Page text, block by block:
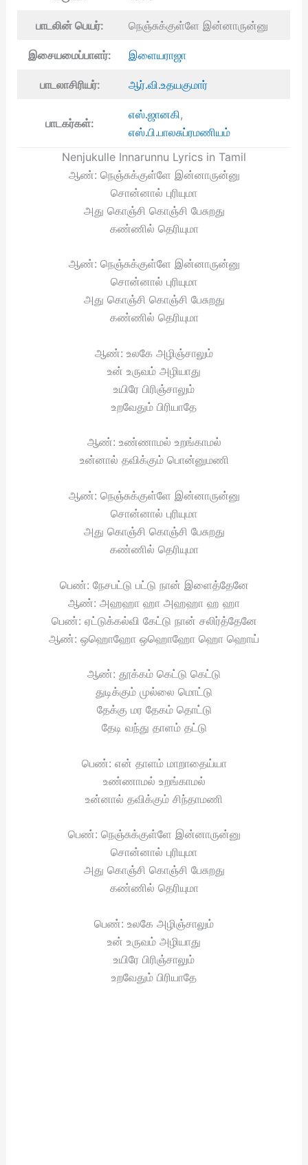
பாடலின் பெயர்: நெஞ்சுக்குள்ளே இன்னாருன்னு
இசையமைப்பாளர்: இளையராஜா
பாடலாசிரியர்: ஆர்.வி.உதயகுமார்
பாடகர்கள்:
எஸ்.ஜானகி ,
எஸ்.பி.பாலசுப்ரமணியம்
Nenjukulle Innarunnu Lyrics in Tamil
ஆண்: நெஞ்சுக்குள்ளே இன்னாருன்னு
சொன்னால் புரியுமா
அது கொஞ்சி கொஞ்சி பேசுறது
கண்ணில் தெரியுமா
ஆண்: நெஞ்சுக்குள்ளே இன்னாருன்னு
சொன்னால் புரியுமா
அது கொஞ்சி கொஞ்சி பேசுறது
கண்ணில் தெரியுமா
ஆண்: உலகே அழிஞ்சாலும்
உன் உருவம் அழியாது
உயிரே பிரிஞ்சாலும்
உறவேதும் பிரியாதே
ஆண்: உண்ணாமல் உறங்காமல்
உன்னால் தவிக்கும் பொன்னுமணி
ஆண்: நெஞ்சுக்குள்ளே இன்னாருன்னு
சொன்னால் புரியுமா
அது கொஞ்சி கொஞ்சி பேசுறது
கண்ணில் தெரியுமா
பெண்: நேசபட்டு பட்டு நான் இளைத்தேனே
ஆண்: அஹஹா ஹா அஹஹா ஹ ஹா
பெண்: ஏட்டுக்கல்வி கேட்டு நான் சலிர்த்தேனே
ஆண்: ஒஹொஹோ ஒஹொஹோ ஹொ ஹொய்
ஆண்: தூக்கம் கெட்டு கெட்டு
துடிக்கும் முல்லை மொட்டு
தேக்கு மர தேகம் தொட்டு
தேடி வந்து தாளம் தட்டு
பெண்: என் தாளம் மாறாதைய்யா
உண்ணாமல் உறங்காமல்
உன்னால் தவிக்கும் சிந்தாமணி
பெண்: நெஞ்சுக்குள்ளே இன்னாருன்னு
சொன்னால் புரியுமா
அது கொஞ்சி கொஞ்சி பேசுறது
கண்ணில் தெரியுமா
பெண்: உலகே அழிஞ்சாலும்
உன் உருவம் அழியாது
உயிரே பிரிஞ்சாலும்
உறவேதும் பிரியாதே